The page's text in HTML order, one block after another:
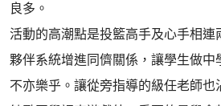
良多。
活動的高潮點是投籃高手及心手相連
夥伴系統增進同儕關係，讓學生做中
不亦樂乎。讓從旁指導的級任老師也